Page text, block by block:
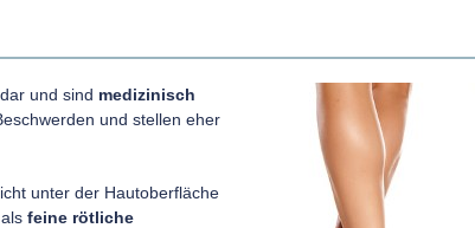
dar und sind medizinisch
und stellen eher
unter der Hautoberfläche
feine rötliche